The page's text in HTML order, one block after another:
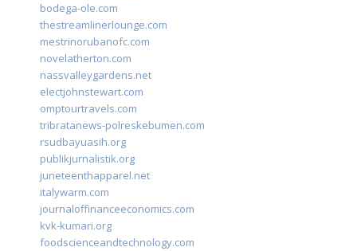
bodega-ole.com
thestreamlinerlounge.com
mestrinorubanofc.com
novelatherton.com
nassvalleygardens.net
electjohnstewart.com
omptourtravels.com
tribratanews-polreskebumen.com
rsudbayuasih.org
publikjurnalistik.org
juneteenthapparel.net
italywarm.com
journaloffinanceeconomics.com
kvk-kumari.org
foodscienceandtechnology.com